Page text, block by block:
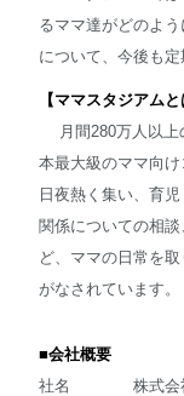
るママ達がどのよ
について、今後も定
【ママスタジアムと
月間280万人以上
本最大級のママ向
日夜熱く集い、育
関係についての相
ど、ママの日常を
がなされています。
■会社概要
社名 株式会社